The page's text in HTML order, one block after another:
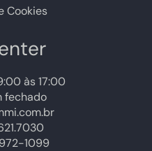
Cookies
às 17:00
fechado
1099